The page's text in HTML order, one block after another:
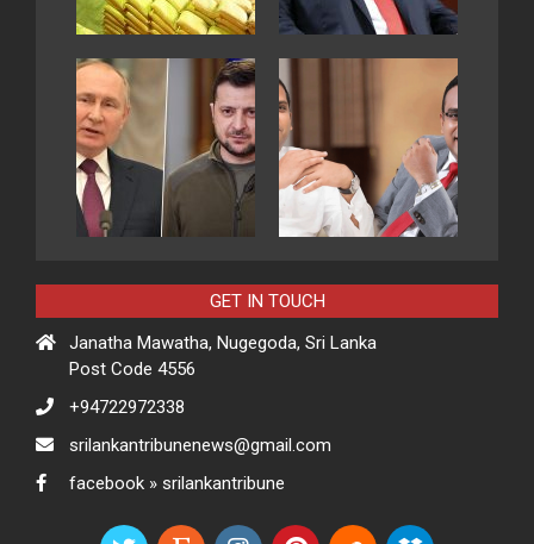
GET IN TOUCH
Janatha Mawatha, Nugegoda, Sri Lanka
Post Code 4556
+94722972338
srilankantribunenews@gmail.com
facebook » srilankantribune